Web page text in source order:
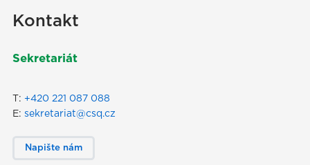
Kontakt
Sekretariát
T: +420 221 087 088
E: sekretariat@csq.cz
Napište nám